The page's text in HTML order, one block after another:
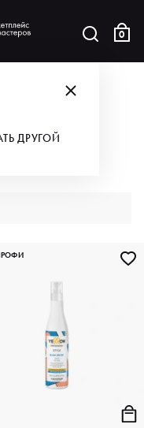
0
ДРУГОЙ